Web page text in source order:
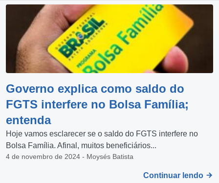
Governo explica como saldo do
FGTS interfere no Bolsa Família;
entenda
Hoje vamos esclarecer se o saldo do FGTS interfere no
Bolsa Família. Afinal, muitos beneficiários...
4 de novembro de 2024 - Moysés Batista
Continuar lendo